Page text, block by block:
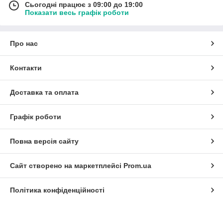
Сьогодні працює з 09:00 до 19:00
Показати весь графік роботи
Про нас
Контакти
Доставка та оплата
Графік роботи
Повна версія сайту
Сайт створено на маркетплейсі Prom.ua
Політика конфіденційності